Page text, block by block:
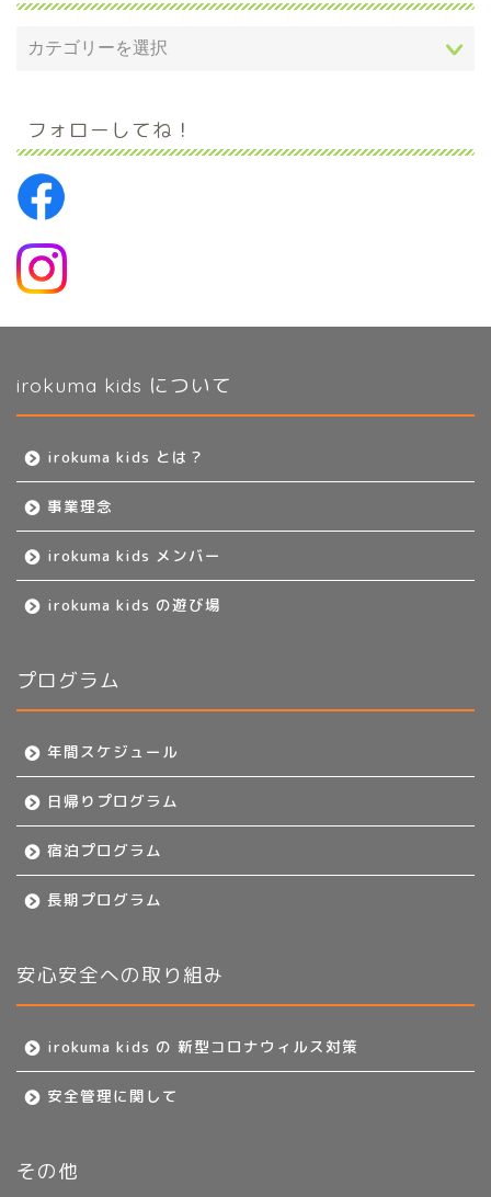
フォローしてね！
irokuma kids について
irokuma kids とは？
事業理念
irokuma kids メンバー
irokuma kids の遊び場
プログラム
年間スケジュール
日帰りプログラム
宿泊プログラム
長期プログラム
安心安全への取り組み
irokuma kids の 新型コロナウィルス対策
安全管理に関して
その他